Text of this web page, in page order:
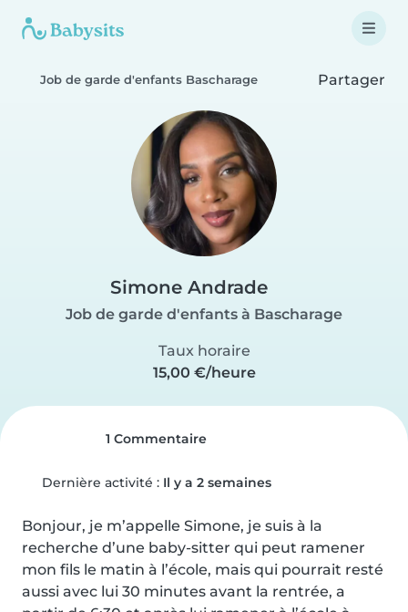
Job de garde d'enfants Bascharage Partager
Simone Andrade
Job de garde d'enfants à Bascharage
Taux horaire
15,00 €/heure
1 Commentaire
Dernière activité : Il y a 2 semaines
Bonjour, je m’appelle Simone, je suis à la
recherche d’une baby-sitter qui peut ramener
mon fils le matin à l’école, mais qui pourrait resté
aussi avec lui 30 minutes avant la rentrée, a